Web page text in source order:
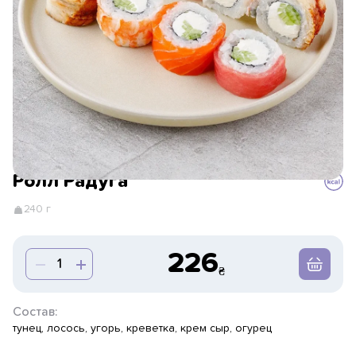
Ролл Радуга
240 г
226
Состав:
тунец, лосось, угорь, креветка, крем сыр, огурец